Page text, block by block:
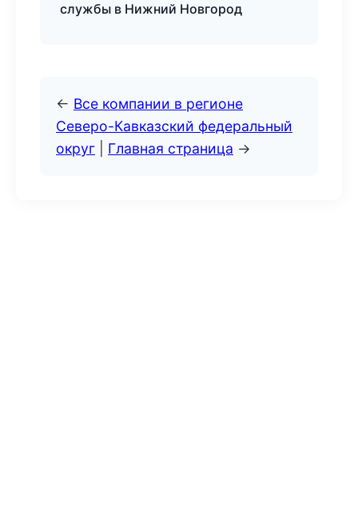
службы в Нижний Новгород
← Все компании в регионе
Северо-Кавказский федеральный
округ
Главная страница →